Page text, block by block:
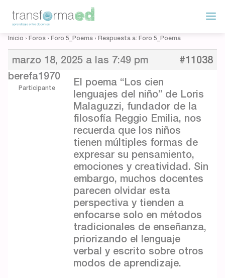
Inicio › Foros › Foro 5_Poema › Respuesta a: Foro 5_Poema
marzo 18, 2025 a las 7:49 pm
#11038
berefa1970
Participante
El poema “Los cien
lenguajes del niño” de Loris
Malaguzzi, fundador de la
filosofía Reggio Emilia, nos
recuerda que los niños
tienen múltiples formas de
expresar su pensamiento,
emociones y creatividad. Sin
embargo, muchos docentes
parecen olvidar esta
perspectiva y tienden a
enfocarse solo en métodos
tradicionales de enseñanza,
priorizando el lenguaje
verbal y escrito sobre otros
modos de aprendizaje.